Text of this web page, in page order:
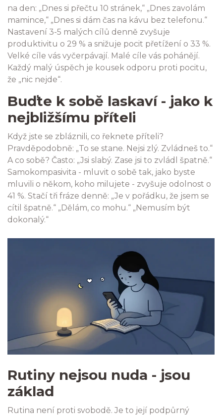
na den: „Dnes si přečtu 10 stránek,“ „Dnes zavolám
mamince,“ „Dnes si dám čas na kávu bez telefonu.“
Nastavení 3-5 malých cílů denně zvyšuje
produktivitu o 29 % a snižuje pocit přetížení o 33 %.
Velké cíle vás vyčerpávají. Malé cíle vás pohánějí.
Každý malý úspěch je kousek odporu proti pocitu,
že „nic nejde“.
Buďte k sobě laskaví - jako k
nejbližšímu příteli
Když jste se zbláznili, co řeknete příteli?
Pravděpodobně: „To se stane. Nejsi zlý. Zvládneš to.“
A co sobě? Často: „Jsi slabý. Zase jsi to zvládl špatně.“
Samokompasivita - mluvit o sobě tak, jako byste
mluvili o někom, koho milujete - zvyšuje odolnost o
41 %. Stačí tři fráze denně: „Je v pořádku, že jsem se
cítil špatně.“ „Dělám, co mohu.“ „Nemusím být
dokonalý.“
Rutiny nejsou nuda - jsou
základ
Rutina není proti svobodě. Je to její podpůrný